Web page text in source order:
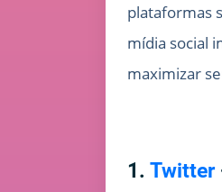
plataformas
mídia social
maximizar
1. Twitter